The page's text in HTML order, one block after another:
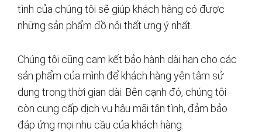
tình của chúng tôi sẽ giúp khách hàng có được
những sản phẩm đồ nội thất ưng ý nhất.
Chúng tôi cũng cam kết bảo hành dài hạn cho các
sản phẩm của mình để khách hàng yên tâm sử
dụng trong thời gian dài. Bên cạnh đó, chúng tôi
còn cung cấp dịch vụ hậu mãi tận tình, đảm bảo
đáp ứng mọi nhu cầu của khách hàng.